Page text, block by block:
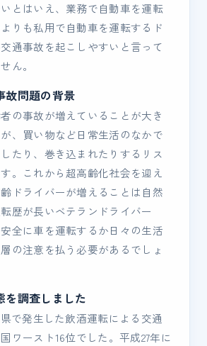
とはいえ、業務で自動車を運転
りも私用で自動車を運転するド
通事故を起こしやすいと言って
ん。
故問題の背景
の事故が増えていることが大き
、買い物など日常生活のなかで
たり、巻き込まれたりするリス
。これから超高齢化社会を迎え
ドライバーが増えることは自然
歴が長いベテランドライバー
全に車を運転するか日々の生活
の注意を払う必要があるでしょ
を調査しました
で発生した飲酒運転による交通
ワースト16位でした。平成27年に